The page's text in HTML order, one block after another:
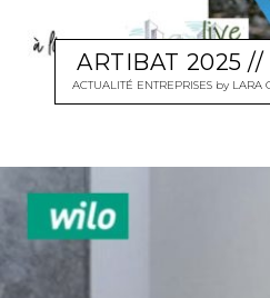
ARTIBAT 2025 //
ACTUALITÉ ENTREPRISESby LARA